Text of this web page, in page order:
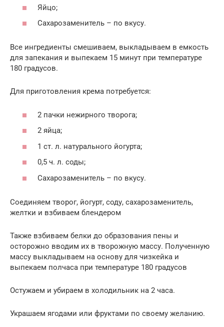
Яйцо;
Сахарозаменитель – по вкусу.
Все ингредиенты смешиваем, выкладываем в емкость
для запекания и выпекаем 15 минут при температуре
180 градусов.
Для приготовления крема потребуется:
2 пачки нежирного творога;
2 яйца;
1 ст. л. натурального йогурта;
0,5 ч. л. соды;
Сахарозаменитель – по вкусу.
Соединяем творог, йогурт, соду, сахарозаменитель,
желтки и взбиваем блендером
Также взбиваем белки до образования пены и
осторожно вводим их в творожную массу. Полученную
массу выкладываем на основу для чизкейка и
выпекаем полчаса при температуре 180 градусов
Остужаем и убираем в холодильник на 2 часа.
Украшаем ягодами или фруктами по своему желанию.